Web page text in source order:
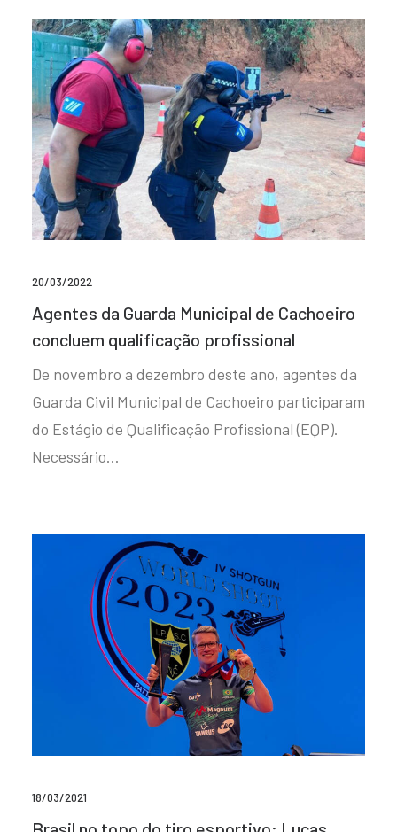
20/03/2022
Agentes da Guarda Municipal de Cachoeiro
concluem qualificação profissional
De novembro a dezembro deste ano, agentes da
Guarda Civil Municipal de Cachoeiro participaram
do Estágio de Qualificação Profissional (EQP).
Necessário…
18/03/2021